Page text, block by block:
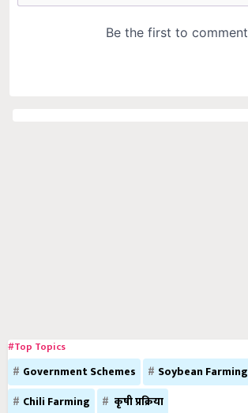
#Top Topics
Government Schemes Soybean Farming
Chili Farming
कृषी प्रक्रिया